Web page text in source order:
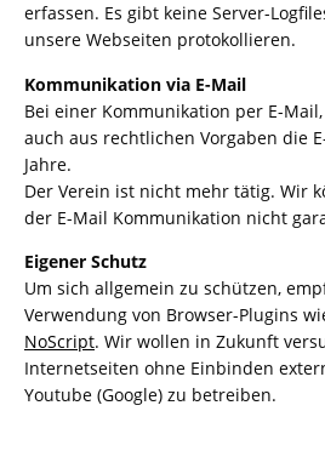
erfassen. Es gibt keine Server-
unsere Webseiten protokollieren.
Kommunikation via E-Mail
Bei einer Kommunikation per E-
auch aus rechtlichen Vorgaben die
Jahre.
Der Verein ist nicht mehr tätig. Wir
der E-Mail Kommunikation nicht
Eigener Schutz
Um sich allgemein zu schützen,
Verwendung von Browser-Plugins
NoScript. Wir wollen in Zukunft
Internetseiten ohne Einbinden
Youtube (Google) zu betreiben.